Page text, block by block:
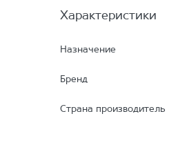
Характеристики
Назначение
Бренд
Страна производитель